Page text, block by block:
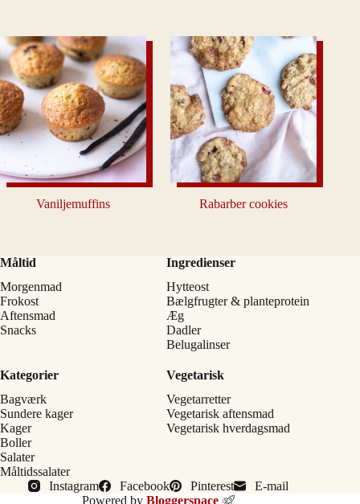
Vaniljemuffins Rabarber cookies
Måltid
Morgenmad
Frokost
Aftensmad
Snacks
Ingredienser
Hytteost
Bælgfrugter & planteprotein
Æg
Dadler
Belugalinser
Kategorier
Bagværk
Sundere kager
Kager
Boller
Salater
Måltidssalater
Vegetarisk
Vegetarretter
Vegetarisk aftensmad
Vegetarisk hverdagsmad
Instagram Facebook Pinterest
E-mail
Powered byBloggerspace